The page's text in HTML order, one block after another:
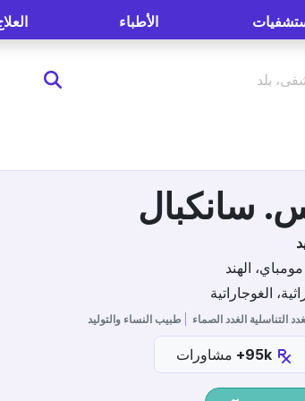
الأطباء
الهند
الغوجاراتية
التناسلية الغدد الصماء طبيب النساء والتوليد
95k+ مشاورات